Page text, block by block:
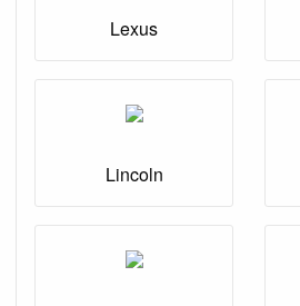
Lexus
Lincoln